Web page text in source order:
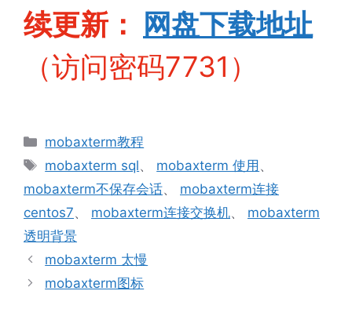
续更新：
网盘下载地址
（访问密码7731）
分
类
mobaxterm教程
标
签
mobaxterm sql、 mobaxterm 使用 、
mobaxterm不保存会话、 mobaxterm连接
centos7、 mobaxterm连接交换机、 mobaxterm
透明背景
mobaxterm 太慢
mobaxterm图标